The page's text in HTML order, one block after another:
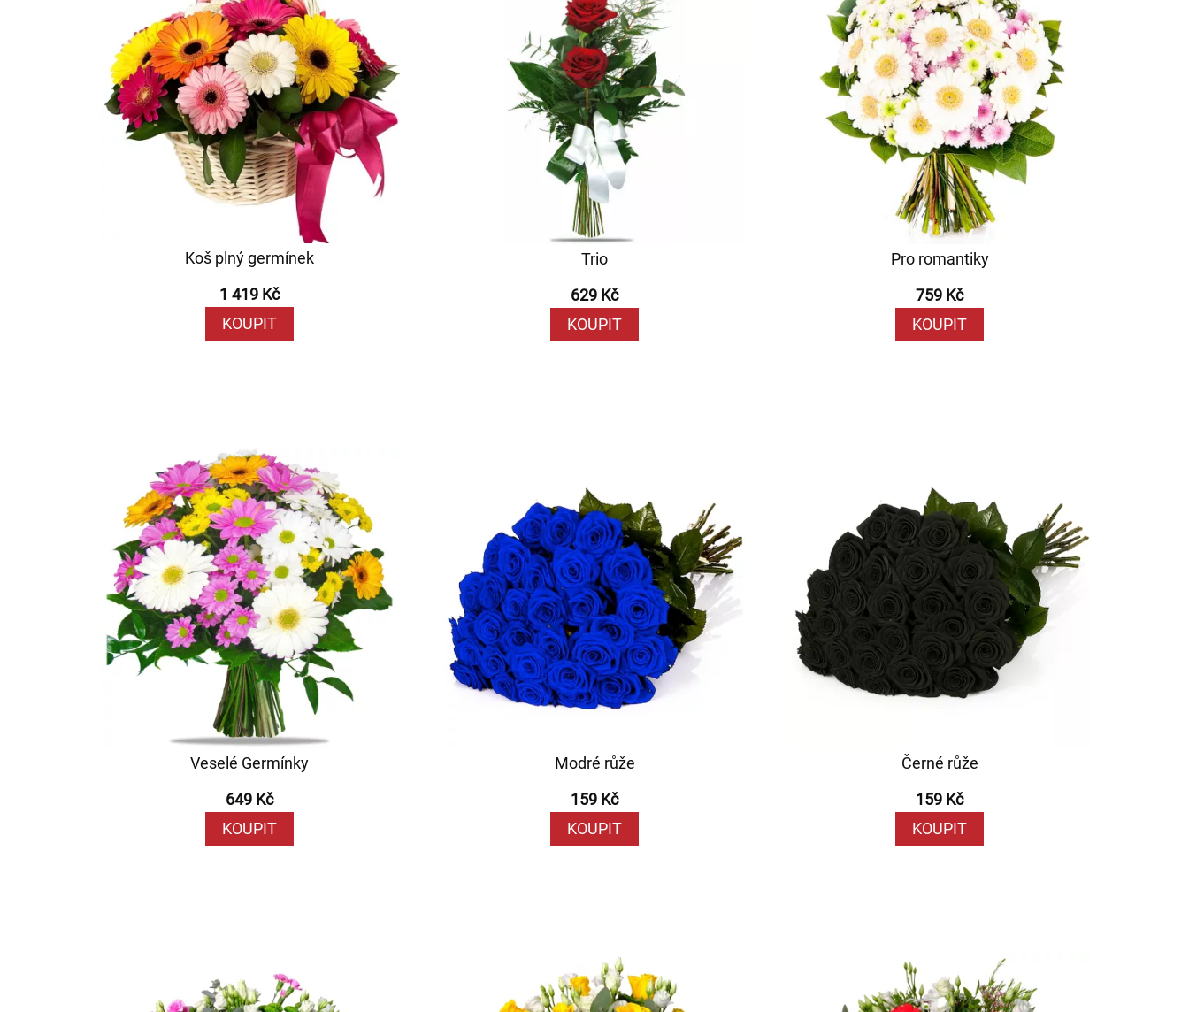
Koš plný germínek
1 419 Kč
KOUPIT
Trio
629 Kč
KOUPIT
Pro romantiky
759 Kč
KOUPIT
Veselé Germínky
649 Kč
KOUPIT
Modré růže
159 Kč
KOUPIT
Černé růže
159 Kč
KOUPIT